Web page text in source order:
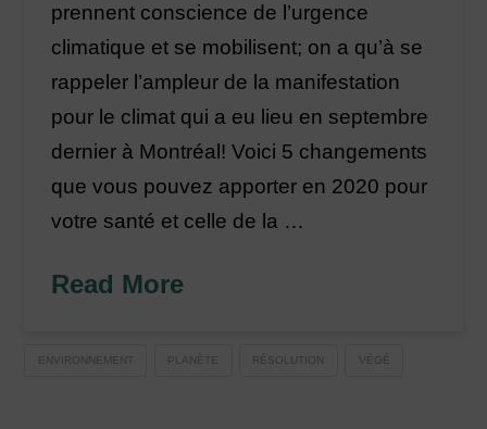
prennent conscience de l’urgence
climatique et se mobilisent; on a qu’à se
rappeler l’ampleur de la manifestation
pour le climat qui a eu lieu en septembre
dernier à Montréal! Voici 5 changements
que vous pouvez apporter en 2020 pour
votre santé et celle de la …
Read More
ENVIRONNEMENT PLANÈTE RÉSOLUTION VÉGÉ